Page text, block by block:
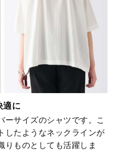
適に
ーサイズのシャツです。こ
したようなネックラインが
りものとしても活躍しま